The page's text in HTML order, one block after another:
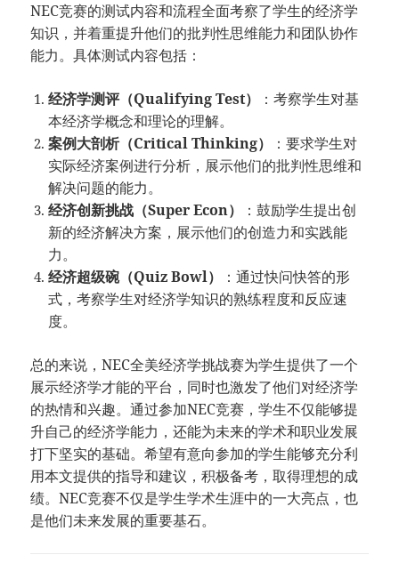
NEC竞赛的测试内容和流程全面考察了学生的经济学
知识，并着重提升他们的批判性思维能力和团队协作
能力。具体测试内容包括：
经济学测评（Qualifying Test）
：考察学生对基
本经济学概念和理论的理解。
案例大剖析（Critical Thinking）
：要求学生对
实际经济案例进行分析，展示他们的批判性思维和
解决问题的能力。
经济创新挑战（Super Econ）
：鼓励学生提出创
新的经济解决方案，展示他们的创造力和实践能
力。
经济超级碗（Quiz Bowl）
：通过快问快答的形
式，考察学生对经济学知识的熟练程度和反应速
度。
总的来说，NEC全美经济学挑战赛为学生提供了一个
展示经济学才能的平台，同时也激发了他们对经济学
的热情和兴趣。通过参加NEC竞赛，学生不仅能够提
升自己的经济学能力，还能为未来的学术和职业发展
打下坚实的基础。希望有意向参加的学生能够充分利
用本文提供的指导和建议，积极备考，取得理想的成
绩。NEC竞赛不仅是学生学术生涯中的一大亮点，也
是他们未来发展的重要基石。